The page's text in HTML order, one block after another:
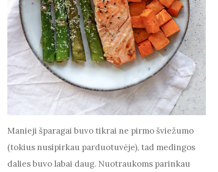
Manieji šparagai buvo tikrai ne pirmo šviežumo
(tokius nusipirkau parduotuvėje), tad medingos
dalies buvo labai daug. Nuotraukoms parinkau